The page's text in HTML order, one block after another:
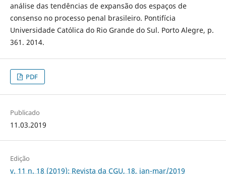
análise das tendências de expansão dos espaços de
consenso no processo penal brasileiro. Pontifícia
Universidade Católica do Rio Grande do Sul. Porto Alegre, p.
361. 2014.
PDF
Publicado
11.03.2019
Edição
v. 11 n. 18 (2019): Revista da CGU, 18, jan-mar/2019